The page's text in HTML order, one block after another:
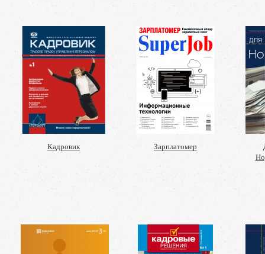
Кадровик Зарплатомер